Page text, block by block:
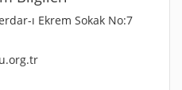
ı Ekrem Sokak No:7